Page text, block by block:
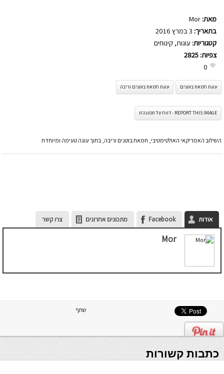
מאת: Mor
בתאריך:
קטגוריות: עוגות, קינוחים
צפיות: 2825
0
עוגת חמאת בוטנים עוגת חמאת בוטנים וריבה
REPORT THIS IMAGE - דווח על תמונה זו
השילוב האמריקאי האולטימטיבי, חמאת בוטנים וריבה, בתוך עוגה טעימה ומיוחדת
אודות Facebook מתכונים אחרונים צרו קשר
Mor
שתף
כתבות קשורות